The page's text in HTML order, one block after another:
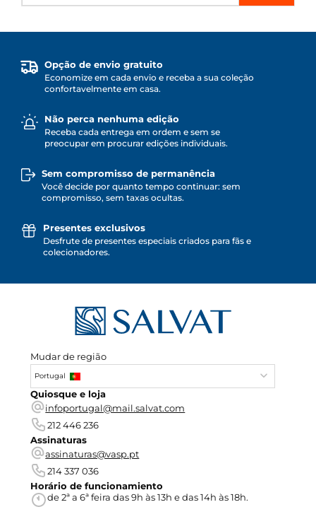
Opção de envio gratuito
Economize em cada envio e receba a sua coleção
confortavelmente em casa.
Não perca nenhuma edição
Receba cada entrega em ordem e sem se
preocupar em procurar edições individuais.
Sem compromisso de permanência
Você decide por quanto tempo continuar: sem
compromisso, sem taxas ocultas.
Presentes exclusivos
Desfrute de presentes especiais criados para fãs e
colecionadores.
Mudar de região
Portugal
Quiosque e loja
infoportugal@mail.salvat.com
212 446 236
Assinaturas
assinaturas@vasp.pt
214 337 036
Horário de funcionamiento
de 2ª a 6ª feira das 9h às 13h e das 14h às 18h.